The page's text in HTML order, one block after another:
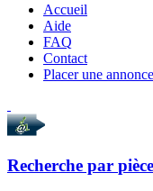
Accueil
Aide
FAQ
Contact
Placer une annonce
Recherche par